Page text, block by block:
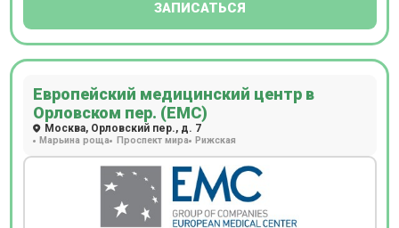
ЗАПИСАТЬСЯ
Европейский медицинский центр в
Орловском пер. (ЕМС)
Москва, Орловский пер., д. 7
Марьина роща Проспект мира Рижская